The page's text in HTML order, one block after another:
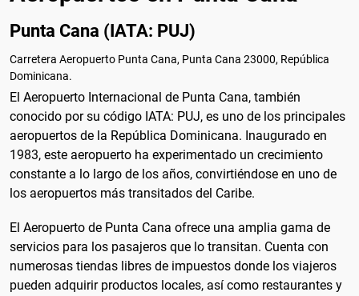
Punta Cana (IATA: PUJ)
Carretera Aeropuerto Punta Cana, Punta Cana 23000, República
Dominicana.
El Aeropuerto Internacional de Punta Cana, también
conocido por su código IATA: PUJ, es uno de los principales
aeropuertos de la República Dominicana. Inaugurado en
1983, este aeropuerto ha experimentado un crecimiento
constante a lo largo de los años, convirtiéndose en uno de
los aeropuertos más transitados del Caribe.
El Aeropuerto de Punta Cana ofrece una amplia gama de
servicios para los pasajeros que lo transitan. Cuenta con
numerosas tiendas libres de impuestos donde los viajeros
pueden adquirir productos locales, así como restaurantes y